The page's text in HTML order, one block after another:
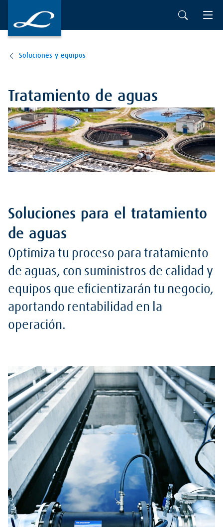
Soluciones y equipos
Tratamiento de aguas
Soluciones para el tratamiento
de aguas
Optimiza tu proceso para tratamiento
de aguas, con suministros de calidad y
equipos que eficientizarán tu negocio,
aportando rentabilidad en la
operación.